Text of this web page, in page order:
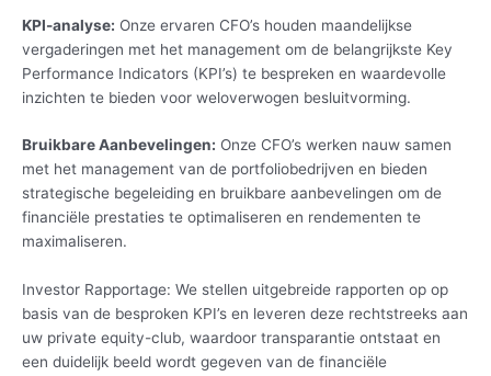
KPI-analyse: Onze ervaren CFO’s houden maandelijkse
vergaderingen met het management om de belangrijkste Key
Performance Indicators (KPI’s) te bespreken en waardevolle
inzichten te bieden voor weloverwogen besluitvorming.
Bruikbare Aanbevelingen: Onze CFO’s werken nauw samen
met het management van de portfoliobedrijven en bieden
strategische begeleiding en bruikbare aanbevelingen om de
financiële prestaties te optimaliseren en rendementen te
maximaliseren.
Investor Rapportage: We stellen uitgebreide rapporten op op
basis van de besproken KPI’s en leveren deze rechtstreeks aan
uw private equity-club, waardoor transparantie ontstaat en
een duidelijk beeld wordt gegeven van de financiële